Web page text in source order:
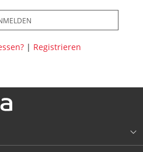
| Registrieren